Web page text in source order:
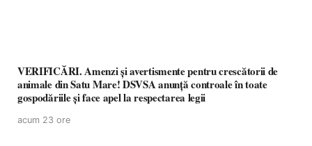
VERIFICĂRI. Amenzi și avertismente pentru crescătorii de
animale din Satu Mare! DSVSA anunță controale în toate
gospodăriile și face apel la respectarea legii
acum 23 ore